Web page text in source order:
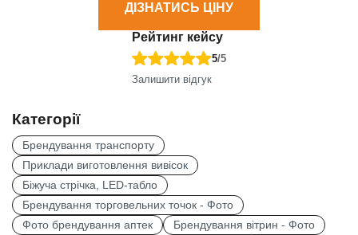
ДІЗНАТИСЬ ЦІНУ
Рейтинг кейсу
5/5
Залишити відгук
Категорії
Брендування транспорту
Приклади виготовлення вивісок
Біжуча стрічка, LED-табло
Брендування торговельних точок - Фото
Фото брендування аптек
Брендування вітрин - Фото